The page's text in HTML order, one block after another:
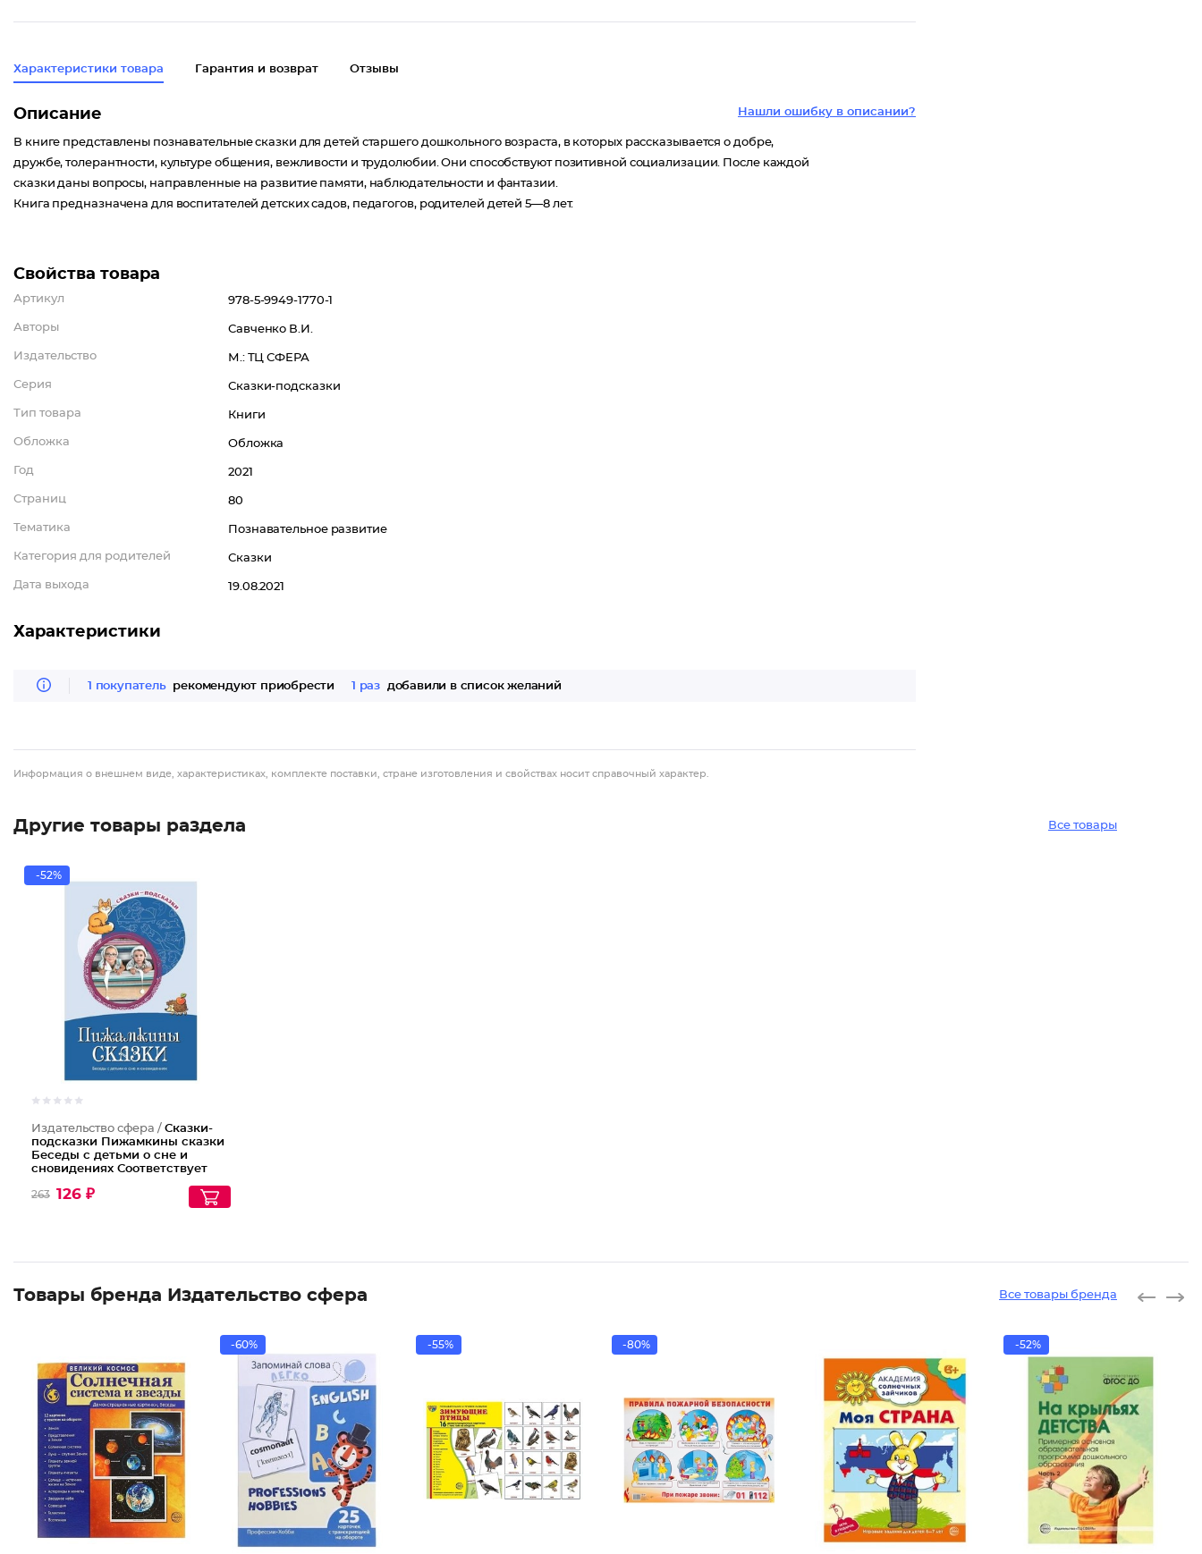
Характеристики товара Гарантия и возврат Отзывы
Нашли ошибку в описании?
Описание
В книге представлены познавательные сказки для детей старшего дошкольного возраста, в которых рассказывается о добре,
дружбе, толерантности, культуре общения, вежливости и трудолюбии. Они способствуют позитивной социализации. После каждой
сказки даны вопросы, направленные на развитие памяти, наблюдательности и фантазии.
Книга предназначена для воспитателей детских садов, педагогов, родителей детей 5—8 лет.
Свойства товара
Артикул 978-5-9949-1770-1
Авторы Савченко В.И.
Издательство М.: ТЦ СФЕРА
Серия Сказки-подсказки
Тип товара Книги
Обложка Обложка
Год 2021
Страниц 80
Тематика Познавательное развитие
Категория для родителей Сказки
Дата выхода 19.08.2021
Характеристики
1 покупатель рекомендуют приобрести 1 раз добавили в список желаний
Информация о внешнем виде, характеристиках, комплекте поставки, стране изготовления и свойствах носит справочный характер.
Другие товары раздела Все товары
-52%
Издательство сфера / Сказки-
подсказки Пижамкины сказки
Беседы с детьми о сне и
сновидениях Соответствует
263 126 ₽
Товары бренда Издательство сфера Все товары бренда
-60% -55% -80% -52%